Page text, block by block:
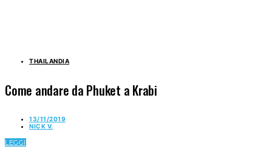
THAILANDIA
Come andare da Phuket a Krabi
13/11/2019
NICK V.
LEGGI